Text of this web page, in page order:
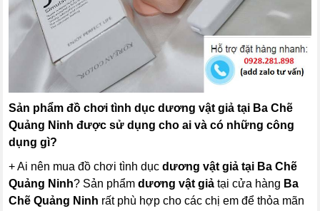
Sản phẩm đồ chơi tình dục dương vật giả tại Ba Chẽ
Quảng Ninh được sử dụng cho ai và có những công
dụng gì?
+ Ai nên mua đồ chơi tình dụcdương vật giả tại Ba Chẽ
Quảng Ninh? Sản phẩmdương vật giả tại cửa hàng Ba
Chẽ Quảng Ninh rất phù hợp cho các chị em để thỏa mãn